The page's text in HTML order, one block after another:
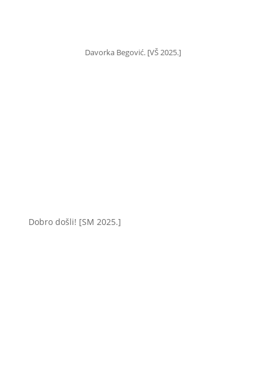
Davorka Begović. [VŠ 2025.]
Dobro došli! [SM 2025.]